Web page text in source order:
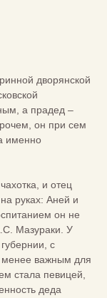
дворянской
а прадед –
он при сем
именно
и отец
руках: Аней и
он не
Мазураки. У
с
важным для
стала певицей,
деда